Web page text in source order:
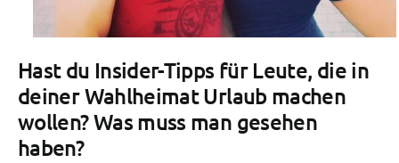
Hast du Insider-Tipps für Leute, die in
deiner Wahlheimat Urlaub machen
wollen? Was muss man gesehen
haben?